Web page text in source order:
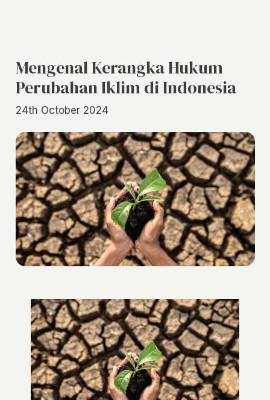
Mengenal Kerangka Hukum
Perubahan Iklim di Indonesia
24th October 2024